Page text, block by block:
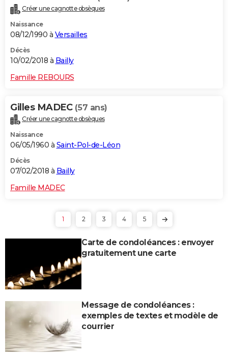
Créer une cagnotte obsèques
Naissance
08/12/1990 à Versailles
Décès
10/02/2018 à Bailly
Famille REBOURS
Gilles MADEC (57 ans)
Créer une cagnotte obsèques
Naissance
06/05/1960 à Saint-Pol-de-Léon
Décès
07/02/2018 à Bailly
Famille MADEC
1 2 3 4 5
Carte de condoléances : envoyer
gratuitement une carte
Message de condoléances :
exemples de textes et modèle de
courrier